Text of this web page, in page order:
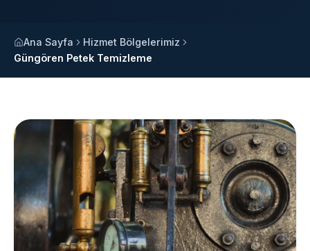
Ana Sayfa
Hizmet Bölgelerimiz
Güngören Petek Temizleme